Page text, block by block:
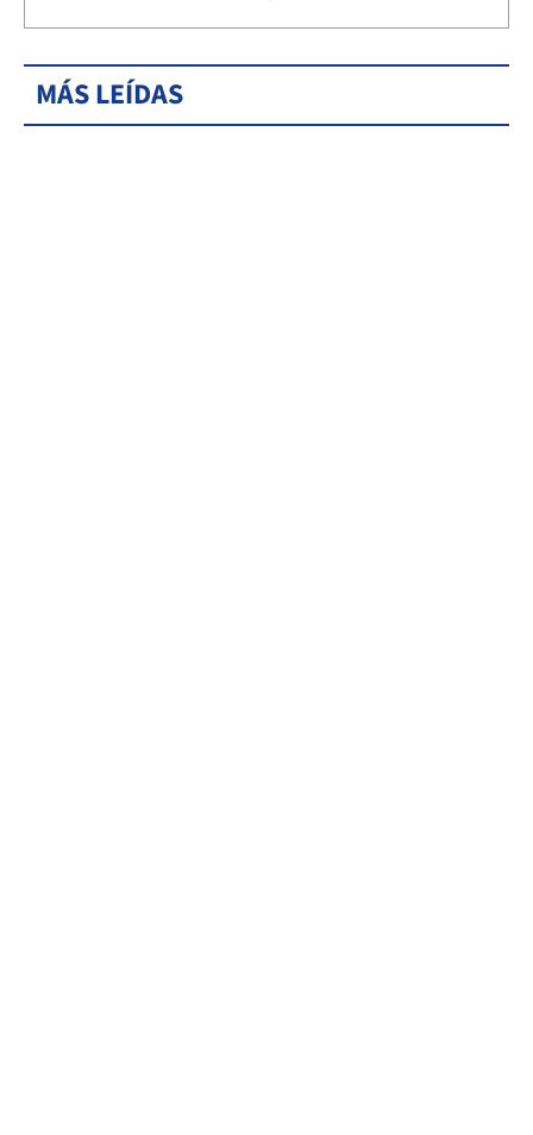
MÁS LEÍDAS